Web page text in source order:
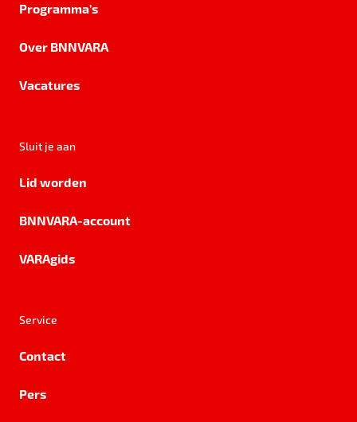
Programma's
Over BNNVARA
Vacatures
Sluit je aan
Lid worden
BNNVARA-account
VARAgids
Service
Contact
Pers